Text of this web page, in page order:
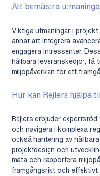
Att bemästra
Viktiga utmaningar i
annat att integrera
engagera intressenter.
hållbara leveranskedjor, få
miljöpåverkan för ett
Hur kan Rejlers hjälpa
Rejlers erbjuder
och navigera i komplexa
också hantering av
projektdesign och
mäta och rapportera
framgångsrikt och effektivt